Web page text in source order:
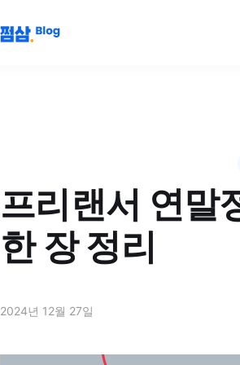
프리랜서 연말
한 장 정리
2024년 12월 27일